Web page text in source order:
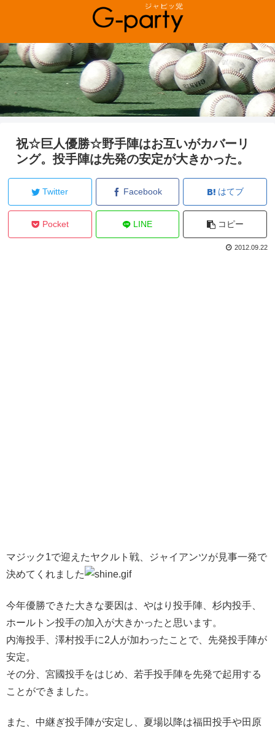
祝☆巨人優勝☆野手陣はお互いがカバーリ
ング。投手陣は先発の安定が大きかった。
Twitter Facebook はてブ
Pocket LINE コピー
2012.09.22
マジック1で迎えたヤクルト戦、ジャイアンツが見事一発で
決めてくれました
今年優勝できた大きな要因は、やはり投手陣、杉内投手、
ホールトン投手の加入が大きかったと思います。
内海投手、澤村投手に2人が加わったことで、先発投手陣が
安定。
その分、宮國投手をはじめ、若手投手陣を先発で起用する
ことができました。
また、中継ぎ投手陣が安定し、夏場以降は福田投手や田原